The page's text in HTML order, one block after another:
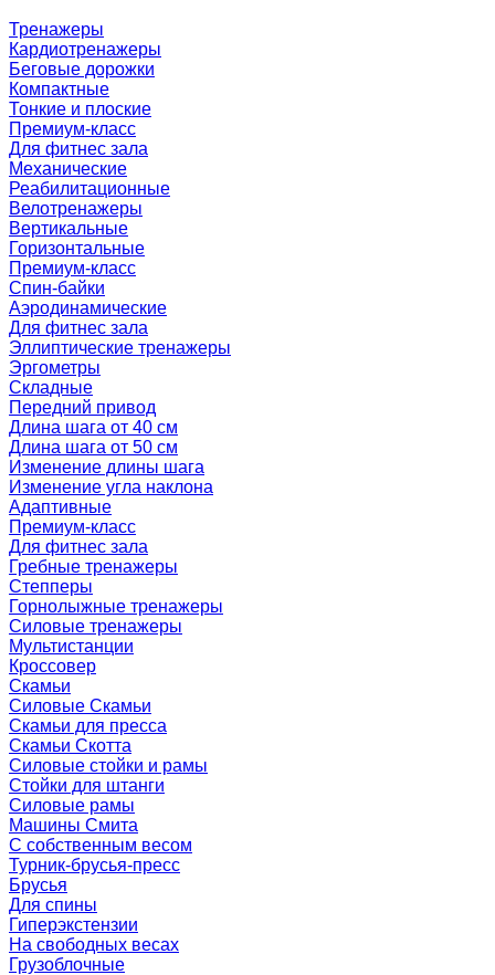
Тренажеры
Кардиотренажеры
Беговые дорожки
Компактные
Тонкие и плоские
Премиум-класс
Для фитнес зала
Механические
Реабилитационные
Велотренажеры
Вертикальные
Горизонтальные
Премиум-класс
Спин-байки
Аэродинамические
Для фитнес зала
Эллиптические тренажеры
Эргометры
Складные
Передний привод
Длина шага от 40 см
Длина шага от 50 см
Изменение длины шага
Изменение угла наклона
Адаптивные
Премиум-класс
Для фитнес зала
Гребные тренажеры
Степперы
Горнолыжные тренажеры
Силовые тренажеры
Мультистанции
Кроссовер
Скамьи
Силовые Скамьи
Скамьи для пресса
Скамьи Скотта
Силовые стойки и рамы
Стойки для штанги
Силовые рамы
Машины Смита
C собственным весом
Турник-брусья-пресс
Брусья
Для спины
Гиперэкстензии
На свободных весах
Грузоблочные